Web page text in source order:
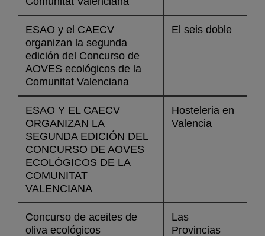
ESAO y el CAECV
organizan la segunda
edición del Concurso de
AOVES ecológicos de la
Comunitat Valenciana
El seis doble
ESAO Y EL CAECV
ORGANIZAN LA
SEGUNDA EDICIÓN DEL
CONCURSO DE AOVES
ECOLÓGICOS DE LA
COMUNITAT
VALENCIANA
Hosteleria en
Valencia
Concurso de aceites de
oliva ecológicos
Las
Provincias